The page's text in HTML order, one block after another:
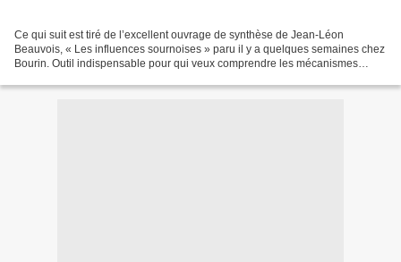
Ce qui suit est tiré de l’excellent ouvrage de synthèse de Jean-Léon
Beauvois, « Les influences sournoises » paru il y a quelques semaines chez
Bourin. Outil indispensable pour qui veux comprendre les mécanismes